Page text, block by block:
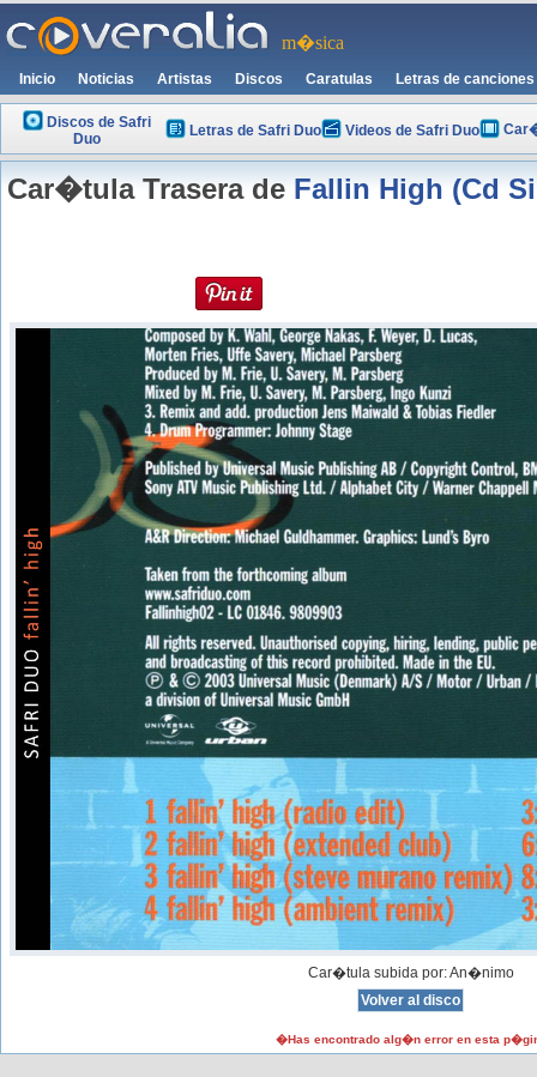
m�sica
Inicio Noticias Artistas Discos Caratulas Letras de canciones
Discos de Safri
Duo
Letras de Safri Duo Videos de Safri Duo
Car�tula Trasera de Fallin High (Cd
Car�tula subida por: An�nimo
�Has encontrado alg�n error en esta